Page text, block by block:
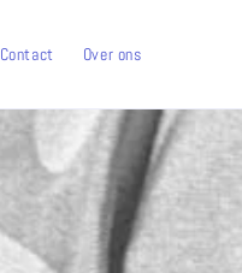
Contact Over ons